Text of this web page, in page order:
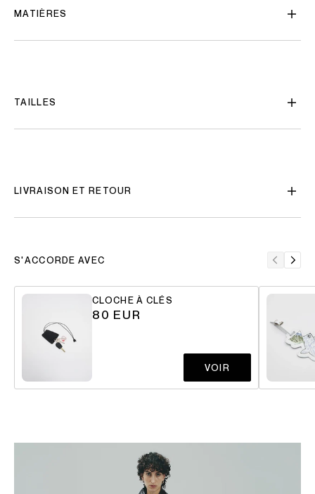
MATIÈRES
TAILLES
LIVRAISON ET RETOUR
S'ACCORDE AVEC
CLOCHE À CLÉS
80 EUR
VOIR